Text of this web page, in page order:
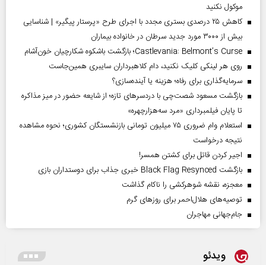
موکول نکنید
کاهش ۲۵ درصدی بستری مجدد با اجرای طرح «پرستار پیگیر» | شناسایی
بیش از ۳۰۰۰ مورد جدید سرطان در خانواده بیماران
Castlevania: Belmont’s Curse؛ بازگشت باشکوه شکارچیان خون‌آشام
روی هر لینکی کلیک نکنید، دام کلاهبرداران سایبری همین‌جاست
سرمایه‌گذاری برای رفاه؛ هزینه یا آینده‌سازی؟
بازگشت مسعود شصت‌چی با دردسر‌های تازه؛ از شایعه حضور در میز مذاکره
تا پایان فیلمبرداری «مرد سه‌هزارچهره»
استعلام وام ضروری ۷۵ میلیون تومانی بازنشستگان کشوری؛ نحوه مشاهده
نتیجه درخواست
اجیر کردن قاتل برای کشتن همسر!
بازگشت Black Flag Resynced خبری جذاب برای دوستداران بازی
معجزه، نقشه شوهرکشی را ناکام گذاشت
توصیه‌های هلال‌احمر برای روز‌های گرم
جام‌جهانی مهاجران
ویدئو